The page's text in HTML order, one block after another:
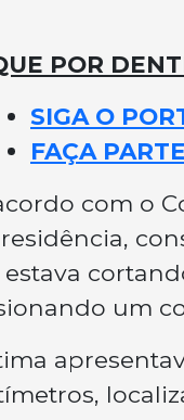
POR
SIGA O
FAÇA
com o
um